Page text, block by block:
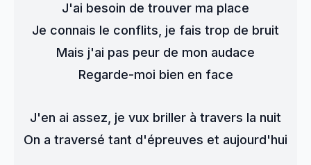
J'ai besoin de trouver ma place
Je connais le conflits, je fais trop de bruit
Mais j'ai pas peur de mon audace
Regarde-moi bien en face
J'en ai assez, je vux briller à travers la nuit
On a traversé tant d'épreuves et aujourd'hui